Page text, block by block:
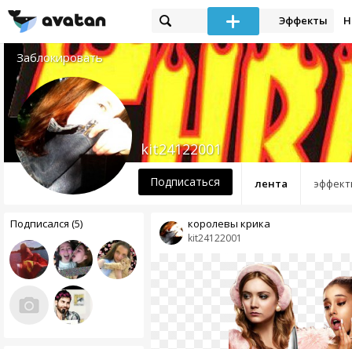
Эффекты
Заблокировать
лента
kit24122001
Подписаться
Подписался (5)
kit24122001
королевы крика